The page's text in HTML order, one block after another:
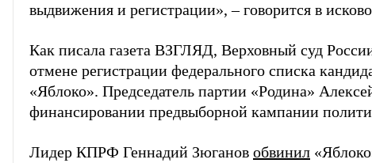
выдвижения и регистрации», – говорится в
Как писала газета ВЗГЛЯД, Верховный суд
отмене регистрации федерального списка
«Яблоко». Председатель партии «Родина»
финансировании предвыборной кампании
Лидер КПРФ Геннадий Зюганов обвинил